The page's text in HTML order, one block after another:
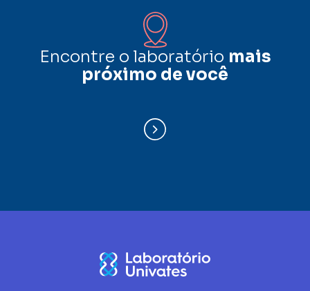
Encontre o laboratório mais
próximo de você